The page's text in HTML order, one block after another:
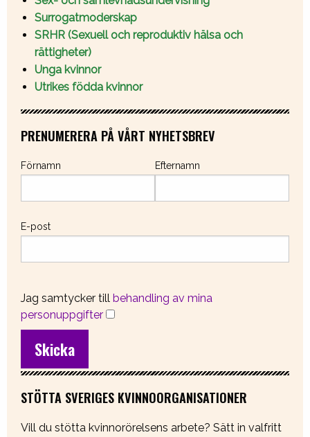
Surrogatmoderskap
SRHR (Sexuell och reproduktiv hälsa och
rättigheter)
Unga kvinnor
Utrikes födda kvinnor
PRENUMERERA PÅ VÅRT NYHETSBREV
Förnamn Efternamn
E-post
Jag samtycker till behandling av mina
personuppgifter
STÖTTA SVERIGES KVINNOORGANISATIONER
Vill du stötta kvinnorörelsens arbete? Sätt in valfritt